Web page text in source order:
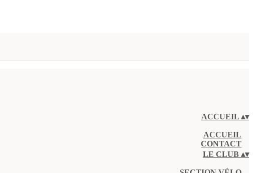
ACCUEIL ▴▾
ACCUEIL
CONTACT
LE CLUB ▴▾